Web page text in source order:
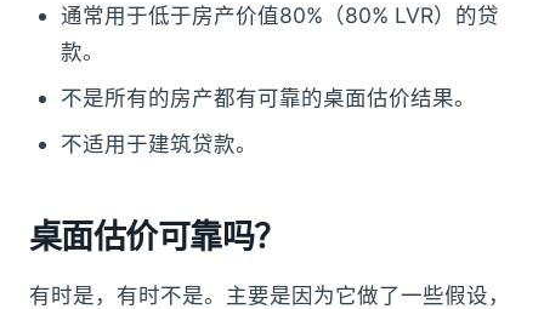
通常用于低于房产价值80%（80% LVR）的贷
款。
不是所有的房产都有可靠的桌面估价结果。
不适用于建筑贷款。
桌面估价可靠吗？
有时是，有时不是。主要是因为它做了一些假设，